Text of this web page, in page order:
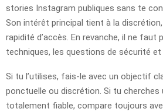
stories Instagram publiques sans te
Son intérêt principal tient à la
rapidité d’accès. En revanche, il ne faut
techniques, les questions de sécurité
Si tu l’utilises, fais-le avec un objectif
ponctuelle ou discrétion. Si tu cherches
totalement fiable, compare toujours